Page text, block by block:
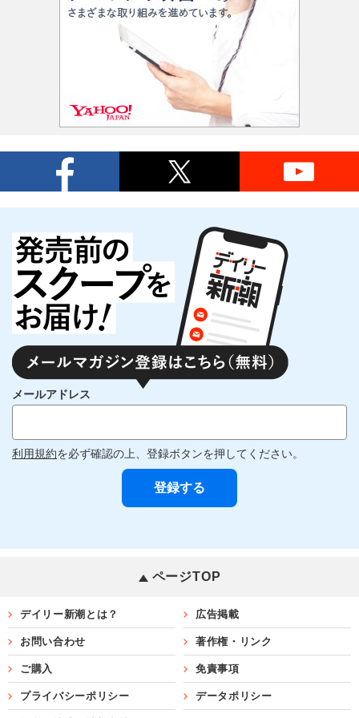
メールアドレス
利用規約を必ず確認の上、登録ボタンを押してください。
ページTOP
デイリー新潮とは？ 広告掲載
お問い合わせ 著作権・リンク
ご購入 免責事項
プライバシーポリシー データポリシー